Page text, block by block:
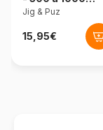
pièces
Jig & Puz